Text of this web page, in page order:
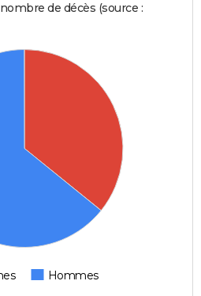
de décès (source :
Hommes